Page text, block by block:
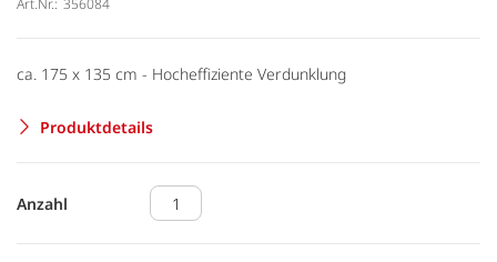
ca. 175 x 135 cm - Hocheffiziente Verdunklung
Produktdetails
Anzahl